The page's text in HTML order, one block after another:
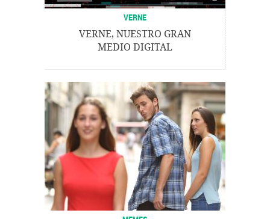
VERNE
VERNE, NUESTRO GRAN
MEDIO DIGITAL